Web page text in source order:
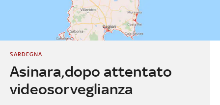
Asinara,dopo attentato
videosorveglianza
SARDEGNA